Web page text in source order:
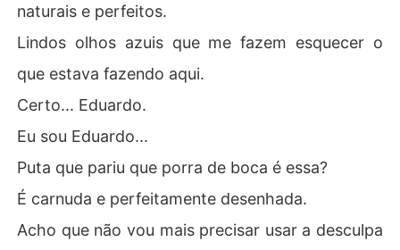
naturais e perfeitos.
Lindos olhos azuis que me fazem esquecer o
que estava fazendo aqui.
Certo... Eduardo.
Eu sou Eduardo...
Puta que pariu que porra de boca é essa?
É carnuda e perfeitamente desenhada.
Acho que não vou mais precisar usar a desculpa